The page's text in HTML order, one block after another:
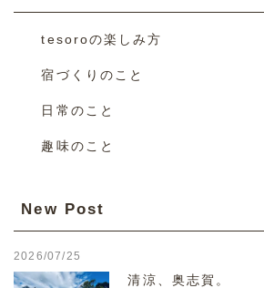
tesoroの楽しみ方
宿づくりのこと
日常のこと
趣味のこと
New Post
2026/07/25
清涼、奥志賀。